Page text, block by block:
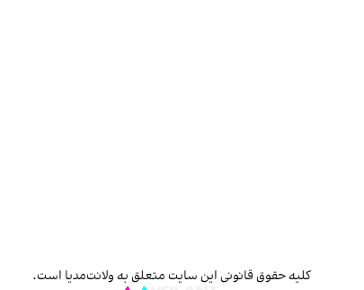
کلیه حقوق قانونی این سایت متعلق به ولانت‌مدیا است.